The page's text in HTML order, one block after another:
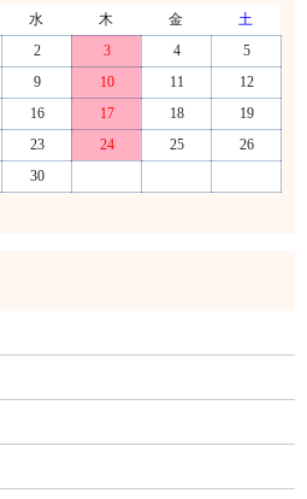
水 木 金
土
2 3 4
5
9 10 11
12
16 17 18
19
23 24 25
26
30